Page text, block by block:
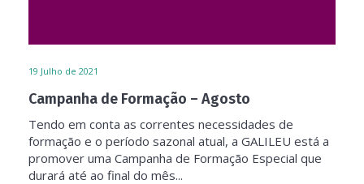
19 Julho de 2021
Campanha de Formação – Agosto
Tendo em conta as correntes necessidades de
formação e o período sazonal atual, a GALILEU está a
promover uma Campanha de Formação Especial que
durará até ao final do mês...